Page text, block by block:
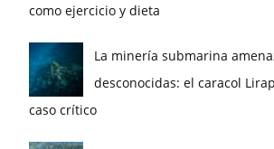
como ejercicio y dieta
La minería submarina
desconocidas: el caracol
caso crítico